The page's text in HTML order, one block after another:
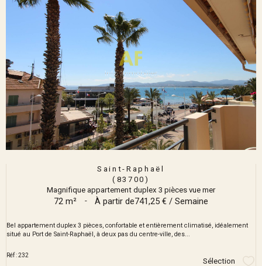
Saint-Raphaël
(83700)
Magnifique appartement duplex 3 pièces vue mer
72 m² - À partir de741,25 € / Semaine
Bel appartement duplex 3 pièces, confortable et entièrement climatisé, idéalement
situé au Port de Saint-Raphaël, à deux pas du centre-ville, des...
Réf : 232
Sélection